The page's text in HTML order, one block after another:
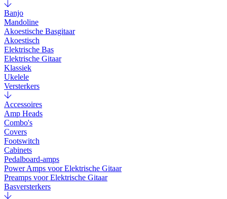
Banjo
Mandoline
Akoestische Basgitaar
Akoestisch
Elektrische Bas
Elektrische Gitaar
Klassiek
Ukelele
Versterkers
Accessoires
Amp Heads
Combo's
Covers
Footswitch
Cabinets
Pedalboard-amps
Power Amps voor Elektrische Gitaar
Preamps voor Elektrische Gitaar
Basversterkers